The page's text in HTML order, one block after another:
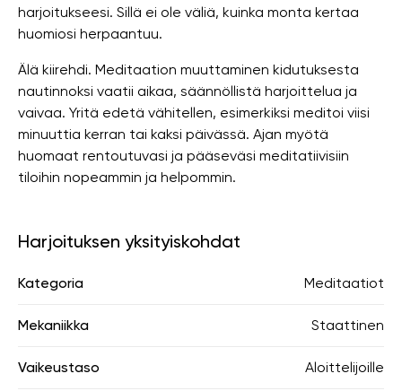
harjoitukseesi. Sillä ei ole väliä, kuinka monta kertaa
huomiosi herpaantuu.
Älä kiirehdi. Meditaation muuttaminen kidutuksesta
nautinnoksi vaatii aikaa, säännöllistä harjoittelua ja
vaivaa. Yritä edetä vähitellen, esimerkiksi meditoi viisi
minuuttia kerran tai kaksi päivässä. Ajan myötä
huomaat rentoutuvasi ja pääseväsi meditatiivisiin
tiloihin nopeammin ja helpommin.
Harjoituksen yksityiskohdat
Kategoria Meditaatiot
Mekaniikka Staattinen
Vaikeustaso Aloittelijoille